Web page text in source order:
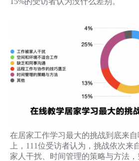
在居家工作学习最大的挑战到底来
上，111位受访者认为，挑战依次来
家人干扰、时间管理的策略与方法